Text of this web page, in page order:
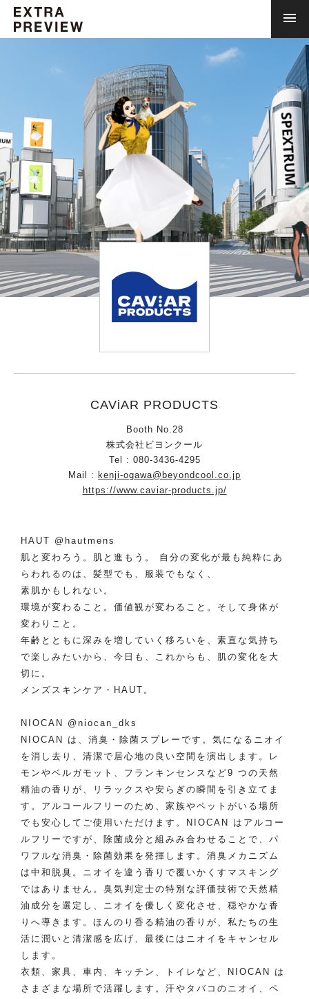
CAViAR PRODUCTS
Booth No.28
株式会社ビヨンクール
Tel : 080-3436-4295
Mail : kenji-ogawa@beyondcool.co.jp
https://www.caviar-products.jp/
HAUT @hautmens
肌と変わろう。肌と進もう。 自分の変化が最も純粋にあ
らわれるのは、髪型でも、服装でもなく、
素肌かもしれない。
環境が変わること。価値観が変わること。そして身体が
変わりこと。
年齢とともに深みを増していく移ろいを、素直な気持ち
で楽しみたいから、今日も、これからも、肌の変化を大
切に。
メンズスキンケア・HAUT。
NIOCAN @niocan_dks
NIOCAN は、消臭・除菌スプレーです。気になるニオイ
を消し去り、清潔で居心地の良い空間を演出します。レ
モンやベルガモット、フランキンセンスなど9 つの天然
精油の香りが、リラックスや安らぎの瞬間を引き立てま
す。アルコールフリーのため、家族やペットがいる場所
でも安心してご使用いただけます。NIOCAN はアルコー
ルフリーですが、除菌成分と組みみ合わせることで、パ
ワフルな消臭・除菌効果を発揮します。消臭メカニズム
は中和脱臭。ニオイを違う香りで覆いかくすマスキング
ではありません。臭気判定士の特別な評価技術で天然精
油成分を選定し、ニオイを優しく変化させ、穏やかな香
りへ導きます。ほんのり香る精油の香りが、私たちの生
活に潤いと清潔感を広げ、最後にはニオイをキャンセル
します。
衣類、家具、車内、キッチン、トイレなど、NIOCAN は
さまざまな場所で活躍します。汗やタバコのニオイ、ペ